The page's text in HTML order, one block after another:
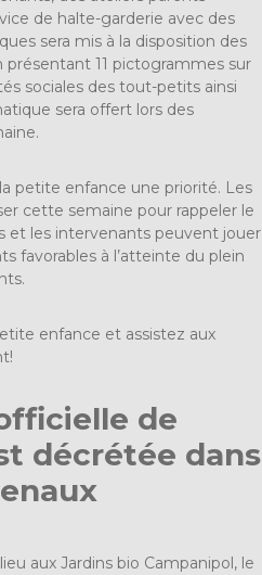
de halte-garderie avec des
sera mis à la disposition des
présentant 11 pictogrammes sur
sociales des tout-petits ainsi
sera offert lors des
petite enfance une priorité. Les
cette semaine pour rappeler le
et les intervenants peuvent jouer
favorables à l’atteinte du plein
enfance et assistez aux
de
décrétée dans
aux Jardins bio Campanipol, le